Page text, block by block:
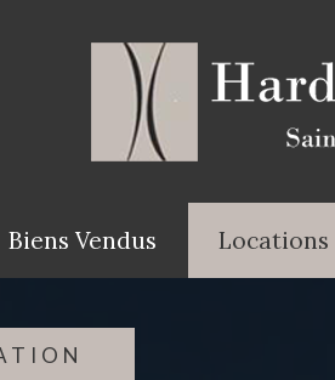
Biens Vendus Locations